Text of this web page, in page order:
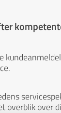
overblik over